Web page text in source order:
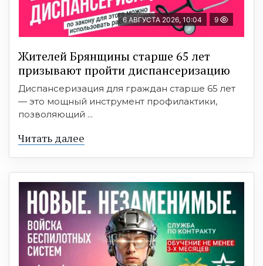
6 АВГУСТА 2026, 10:04 9
Жителей Брянщины старше 65 лет
призывают пройти диспансеризацию
Диспансеризация для граждан старше 65 лет
— это мощный инструмент профилактики,
позволяющий ...
Читать далее